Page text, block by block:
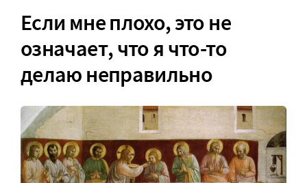
Если мне плохо, это не
означает, что я что-то
делаю неправильно